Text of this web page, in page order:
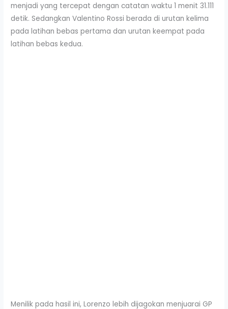
menjadi yang tercepat dengan catatan waktu 1 menit 31.111
detik. Sedangkan Valentino Rossi berada di urutan kelima
pada latihan bebas pertama dan urutan keempat pada
latihan bebas kedua.
Menilik pada hasil ini, Lorenzo lebih dijagokan menjuarai GP